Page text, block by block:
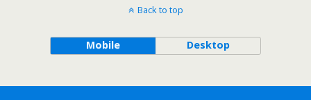
Back to top
Mobile Desktop